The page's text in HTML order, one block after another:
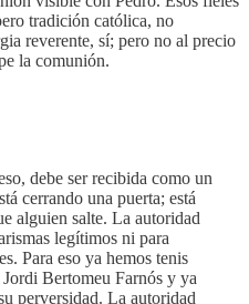
tradición católica, no
reverente, sí; pero no al precio
la comunión.
debe ser recibida como un
cerrando una puerta; está
alguien salte. La autoridad
legítimos ni para
Para eso ya hemos tenis
Bertomeu Farnós y ya
perversidad. La autoridad